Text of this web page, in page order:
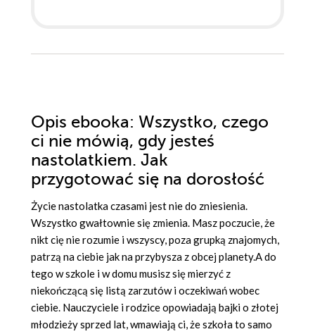
Opis ebooka: Wszystko, czego
ci nie mówią, gdy jesteś
nastolatkiem. Jak
przygotować się na dorosłość
Życie nastolatka czasami jest nie do zniesienia.
Wszystko gwałtownie się zmienia. Masz poczucie, że
nikt cię nie rozumie i wszyscy, poza grupką znajomych,
patrzą na ciebie jak na przybysza z obcej planety.A do
tego w szkole i w domu musisz się mierzyć z
niekończącą się listą zarzutów i oczekiwań wobec
ciebie. Nauczyciele i rodzice opowiadają bajki o złotej
młodzieży sprzed lat, wmawiają ci, że szkoła to samo